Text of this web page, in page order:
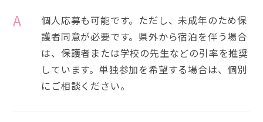
A
個人応募も可能です。ただし、未成年のため保
護者同意が必要です。県外から宿泊を伴う場合
は、保護者または学校の先生などの引率を推奨
しています。単独参加を希望する場合は、個別
にご相談ください。